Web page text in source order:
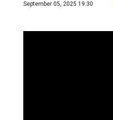
September 05, 2025 19:30